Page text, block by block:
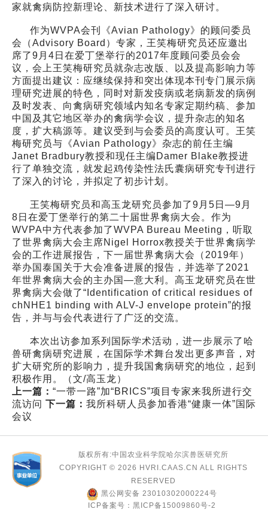
家就禽病防控新理论、新技术进行了深入研讨。
作为WVPA会刊《Avian Pathology》的顾问委员
会（Advisory Board）专家，王笑梅研究员还应邀出
席了9月4日在爱丁堡举行的2017年度顾问委员会会
议，会上王笑梅研究员就杂志改版、以及提高影响力等
方面提出建议：应继续保持和突出体现本刊专门展示病
理研究进展的特色，同时对新发疫病或老病新发的病例
及时发表、向禽病研究领域内知名专家定期约稿、参加
中国及其它地区举办的禽病学会议，提升杂志的知名
度，扩大稿源等。建议受到与会委员的高度认可。王笑
梅研究员与《Avian Pathology》杂志的前任主编
Janet Bradbury教授和现任主编Damer Blake教授进
行了单独交流，就发起鸡传染性法氏囊病研究专刊进行
了深入的讨论，并拟定了初步计划。
王笑梅研究员和高玉龙研究员参加了9月5日—9月
8日在爱丁堡举行的第二十届世界禽病大会。作为
WVPA中方代表参加了WVPA Bureau Meeting，听取
了世界禽病大会主席Nigel Horrox教授关于世界禽病学
会的工作进展报告，下一届世界禽病大会（2019年）
举办国泰国关于大会准备进展的报告，并选举了2021
年世界禽病大会的主办国—意大利。高玉龙研究员在世
界禽病大会做了“Identification of critical residues of
chNHE1 binding with ALV-J envelope protein”的报
告，并与与会代表进行了广泛的交流。
本次出访参加系列国际学术活动，进一步展示了哈
兽研禽病研究进展，在国际学术舞台发出更多声音，对
扩大研究所的影响力，提升我国禽病研究的地位，起到
积极作用。（文/高玉龙）
上一篇： “一带一路”加“BRICS”项目专家来我所进行交
流访问 下一篇： 我所科研人员参加香港“健康一体”国际
会议
版权所有:中国农业科学院哈尔滨兽医研究所
COPYRIGHT © 2026 HVRI.CAAS.CN ALL RIGHTS
RESERVED
黑公网安备 23010302000224号
ICP备案号：黑ICP备15009860号-2